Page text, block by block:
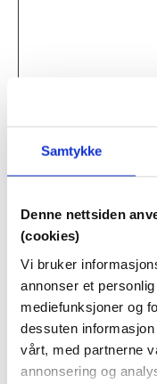
Samtykke
Denne nettsiden
(cookies)
Vi bruker
annonser et
mediefunksjoner og
dessuten
vårt, med partnerne
annonsering og